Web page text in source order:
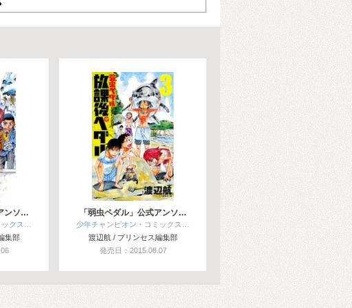
ンソ…
クス…
集部
「弱虫ペダル」公式アンソ…
少年チャンピオン・コミックス…
渡辺航 / プリンセス編集部
発売日：2015.08.07